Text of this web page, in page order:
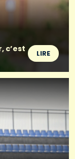
c’est
LIRE